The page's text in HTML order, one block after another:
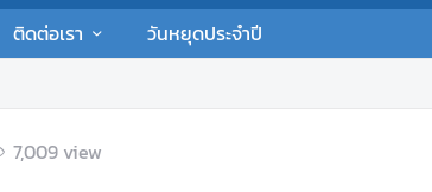
ติดต่อเรา
วันหยุดประจำปี
7,009 view